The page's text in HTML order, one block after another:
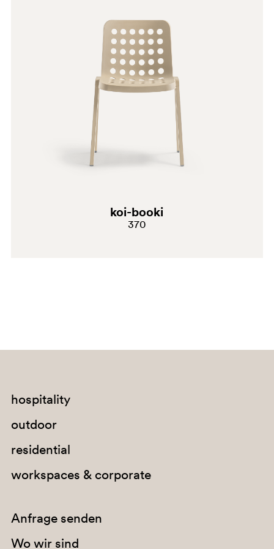
Reinigungsmitteln sollte an kleinen, nicht sichtbaren
Stellen geprü werden. Kein Scheuermittel, Konzentrat,
Lösungsmittel oder Bleichmittel verwenden. Beachten
Sie bitte, dass es sich bei diesen Vorschlägen nur um
Empfehlungen handelt, die keine vollständige
Fleckentfernung garantieren. Bitte beachten Sie immer
die techUn nettoyage régulier des tissus est
recommandé pour préserver l'aspect des revêtements
textiles et prolonger leur durée de vie.
koi-booki
370
hospitality
outdoor
residential
workspaces & corporate
Anfrage senden
Wo wir sind